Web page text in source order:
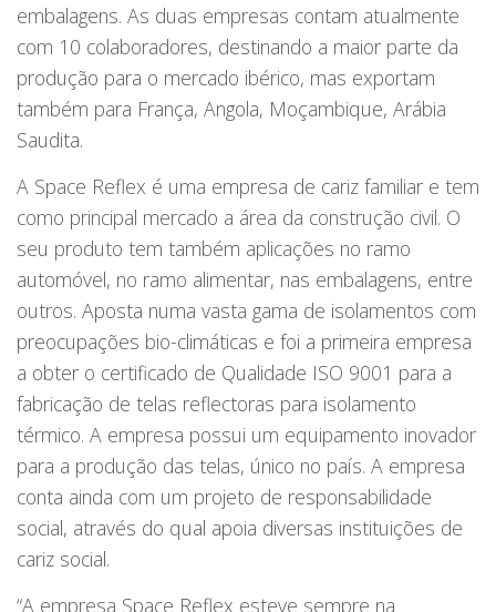
embalagens. As duas empresas contam atualmente
com 10 colaboradores, destinando a maior parte da
produção para o mercado ibérico, mas exportam
também para França, Angola, Moçambique, Arábia
Saudita.
A Space Reflex é uma empresa de cariz familiar e tem
como principal mercado a área da construção civil. O
seu produto tem também aplicações no ramo
automóvel, no ramo alimentar, nas embalagens, entre
outros. Aposta numa vasta gama de isolamentos com
preocupações bio-climáticas e foi a primeira empresa
a obter o certificado de Qualidade ISO 9001 para a
fabricação de telas reflectoras para isolamento
térmico. A empresa possui um equipamento inovador
para a produção das telas, único no país. A empresa
conta ainda com um projeto de responsabilidade
social, através do qual apoia diversas instituições de
cariz social.
“A empresa Space Reflex esteve sempre na